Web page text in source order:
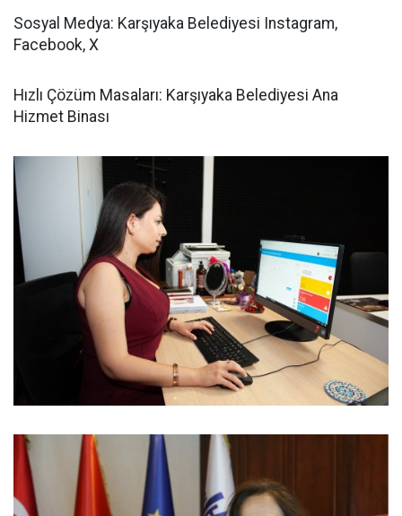
Sosyal Medya: Karşıyaka Belediyesi Instagram,
Facebook, X
Hızlı Çözüm Masaları: Karşıyaka Belediyesi Ana
Hizmet Binası